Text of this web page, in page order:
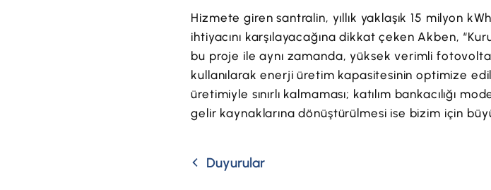
Hizmete giren santralin, yıllık yaklaşık 15 milyon
ihtiyacını karşılayacağına dikkat çeken Akben,
bu proje ile aynı zamanda, yüksek verimli
kullanılarak enerji üretim kapasitesinin optimize
üretimiyle sınırlı kalmaması; katılım bankacılığı
gelir kaynaklarına dönüştürülmesi ise bizim için
Duyurular